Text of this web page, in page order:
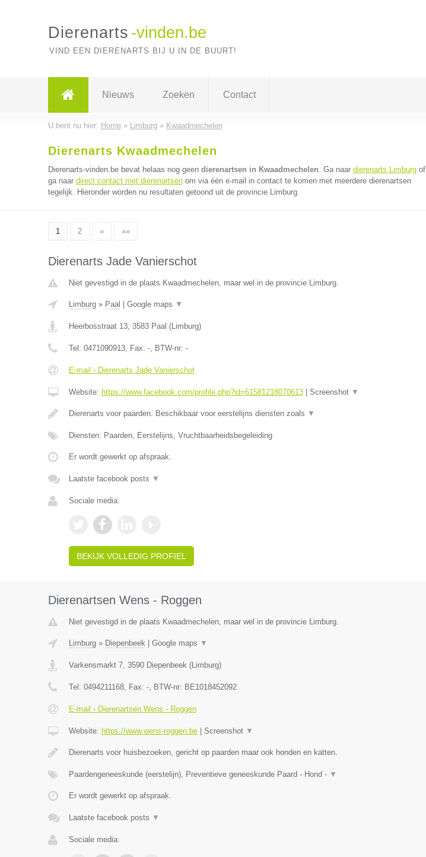
Dierenarts -vinden.be
VIND EEN DIERENARTS BIJ U IN DE BUURT!
Nieuws Zoeken Contact
U bent nu hier: Home» Limburg» Kwaadmechelen
Dierenarts Kwaadmechelen
Dierenarts-vinden.be bevat helaas nog geen dierenartsen in Kwaadmechelen. Ga naar dierenarts Limburgof
ga naar direct contact met dierenartsenom via één e-mail in contact te komen met meerdere dierenartsen
tegelijk. Hieronder worden nu resultaten getoond uit de provincie Limburg.
1 2 » »»
Dierenarts Jade Vanierschot
Niet gevestigd in de plaats Kwaadmechelen, maar wel in de provincie Limburg.
Limburg» Paal Google maps ▼
Heerbosstraat 13, 3583 Paal (Limburg)
Tel: 0471090913, Fax: -, BTW-nr: -
E-mail › Dierenarts Jade Vanierschot
Website: https://www.facebook.com/profile.php?id=61581218070613| Screenshot ▼
Dierenarts voor paarden. Beschikbaar voor eerstelijns diensten zoals ▼
Diensten: Paarden, Eerstelijns, Vruchtbaarheidsbegeleiding
Er wordt gewerkt op afspraak.
Laatste facebook posts ▼
Sociale media:
BEKIJK VOLLEDIG PROFIEL
Dierenartsen Wens - Roggen
Niet gevestigd in de plaats Kwaadmechelen, maar wel in de provincie Limburg.
Limburg» Diepenbeek| Google maps ▼
Varkensmarkt 7, 3590 Diepenbeek(Limburg)
Tel: 0494211168, Fax: -, BTW-nr: BE1018452092
E-mail › Dierenartsen Wens - Roggen
Website: https://www.wens-roggen.be| Screenshot ▼
Dierenarts voor huisbezoeken, gericht op paarden maar ook honden en katten.
Paardengeneeskunde (eerstelijn), Preventieve geneeskunde Paard - Hond - ▼
Er wordt gewerkt op afspraak.
Laatste facebook posts ▼
Sociale media: